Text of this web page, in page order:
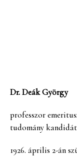
Dr. Deák György
professzor
tudomány
1926. április 2-án